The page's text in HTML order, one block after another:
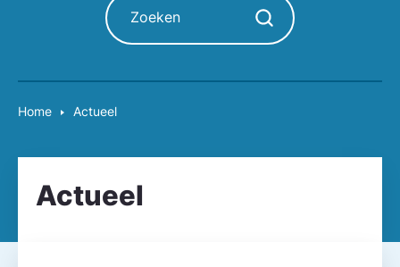
Zoekopdracht starten
Home Actueel
Actueel